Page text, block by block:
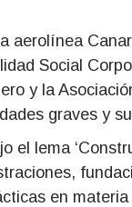
aerolínea
Social
y la
graves y
el lema
en materia